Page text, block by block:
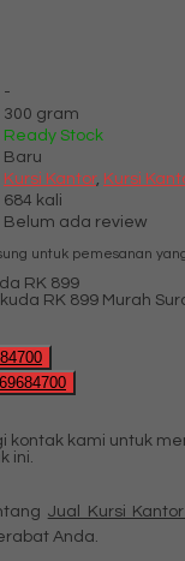
-
300 gram
Ready Stock
Baru
Kursi Kantor, Kursi
684 kali
Belum ada review
untuk pemesanan
RK 899
kontak kami untuk
ini.
Jual Kursi
Anda.